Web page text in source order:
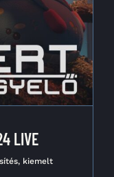
LIVE
, kiemelt